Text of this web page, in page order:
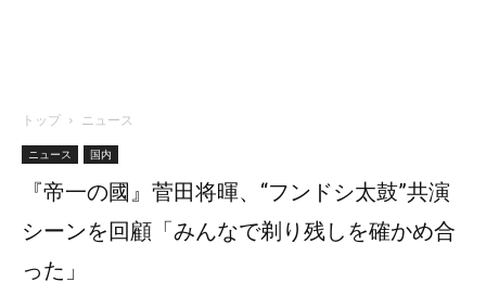
トップ ニュース
ニュース 国内
『帝一の國』菅田将暉、“フンドシ太鼓”共演
シーンを回顧「みんなで剃り残しを確かめ合
った」